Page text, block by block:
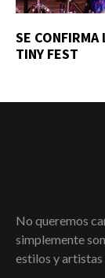
SE CONFIRMA
TINY FEST
No queremos
simplemente
estilos y artistas